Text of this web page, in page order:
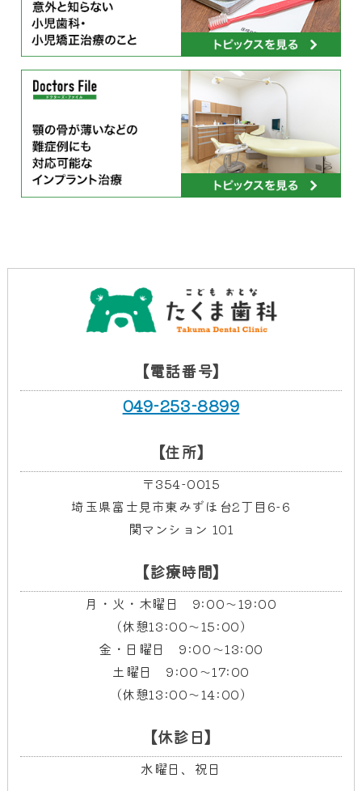
【電話番号】
049-253-8899
【住所】
〒354-0015
埼玉県富士見市東みずほ台2丁目6-6
関マンション 101
【診療時間】
月・火・木曜日 9:00～19:00
（休憩13:00～15:00）
金・日曜日 9:00～13:00
土曜日 9:00～17:00
（休憩13:00～14:00）
【休診日】
水曜日、祝日